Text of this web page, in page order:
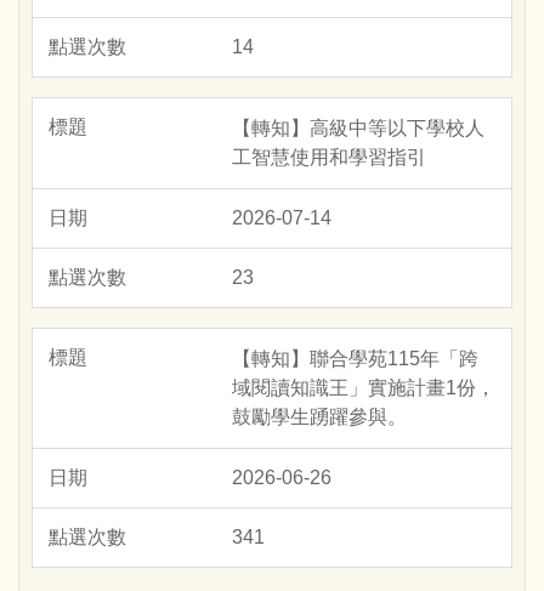
14
【轉知】高級中等以下學校人
工智慧使用和學習指引
2026-07-14
23
【轉知】聯合學苑115年「跨
域閱讀知識王」實施計畫1份，
鼓勵學生踴躍參與。
2026-06-26
341